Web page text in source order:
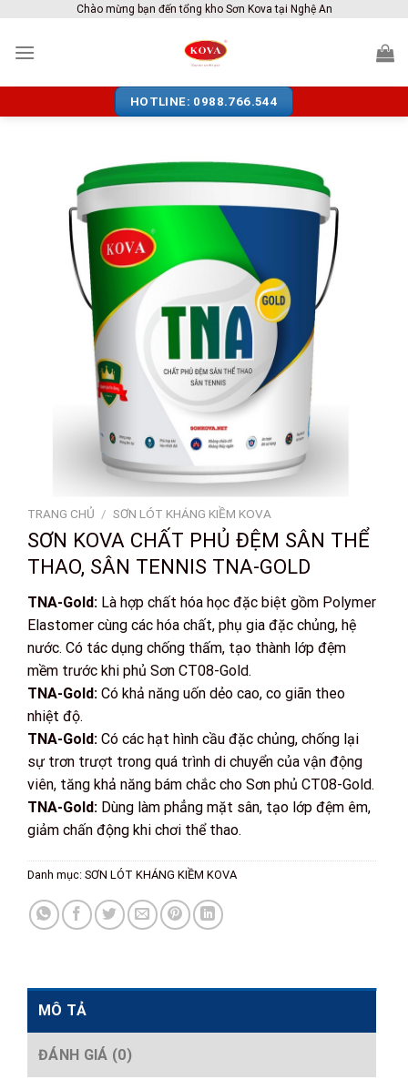
content
Chào mừng bạn đến tổng kho Sơn Kova tại Nghệ An
HOTLINE: 0988.766.544
TRANG CHỦ / SƠN LÓT KHÁNG KIỀM KOVA
SƠN KOVA CHẤT PHỦ ĐỆM SÂN THỂ
THAO, SÂN TENNIS TNA-GOLD
TNA-Gold: Là hợp chất hóa học đặc biệt gồm Polymer
Elastomer cùng các hóa chất, phụ gia đặc chủng, hệ
nước. Có tác dụng chống thấm, tạo thành lớp đệm
mềm trước khi phủ Sơn CT08-Gold.
TNA-Gold: Có khả năng uốn dẻo cao, co giãn theo
nhiệt độ.
TNA-Gold: Có các hạt hình cầu đặc chủng, chống lại
sự trơn trượt trong quá trình di chuyển của vận động
viên, tăng khả năng bám chắc cho Sơn phủ CT08-Gold.
TNA-Gold: Dùng làm phẳng mặt sân, tạo lớp đệm êm,
giảm chấn động khi chơi thể thao.
Danh mục: SƠN LÓT KHÁNG KIỀM KOVA
MÔ TẢ
ĐÁNH GIÁ (0)